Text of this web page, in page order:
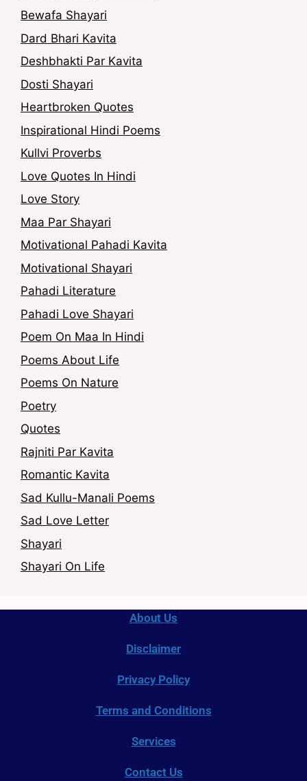
Bewafa Shayari
Dard Bhari Kavita
Deshbhakti Par Kavita
Dosti Shayari
Heartbroken Quotes
Inspirational Hindi Poems
Kullvi Proverbs
Love Quotes In Hindi
Love Story
Maa Par Shayari
Motivational Pahadi Kavita
Motivational Shayari
Pahadi Literature
Pahadi Love Shayari
Poem On Maa In Hindi
Poems About Life
Poems On Nature
Poetry
Quotes
Rajniti Par Kavita
Romantic Kavita
Sad Kullu-Manali Poems
Sad Love Letter
Shayari
Shayari On Life
About Us
Disclaimer
Privacy Policy
Terms and Conditions
Services
Contact Us